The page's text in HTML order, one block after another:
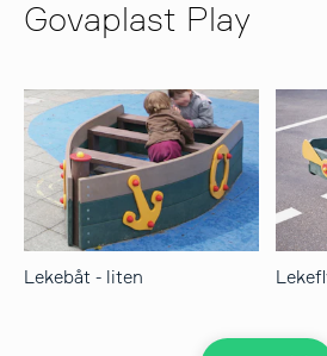
Govaplast Play
Lekebåt - liten